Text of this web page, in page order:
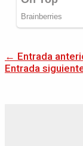
← Entrada
Entrada